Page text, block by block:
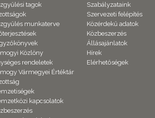
tagok
munkaterve
Közlöny
rendeletek
Vármegyei Értéktár
kapcsolatok
Szabályzataink
Szervezeti felépítés
Közérdekű adatok
Közbeszerzés
Állásajánlatok
Hírek
Elérhetőségek